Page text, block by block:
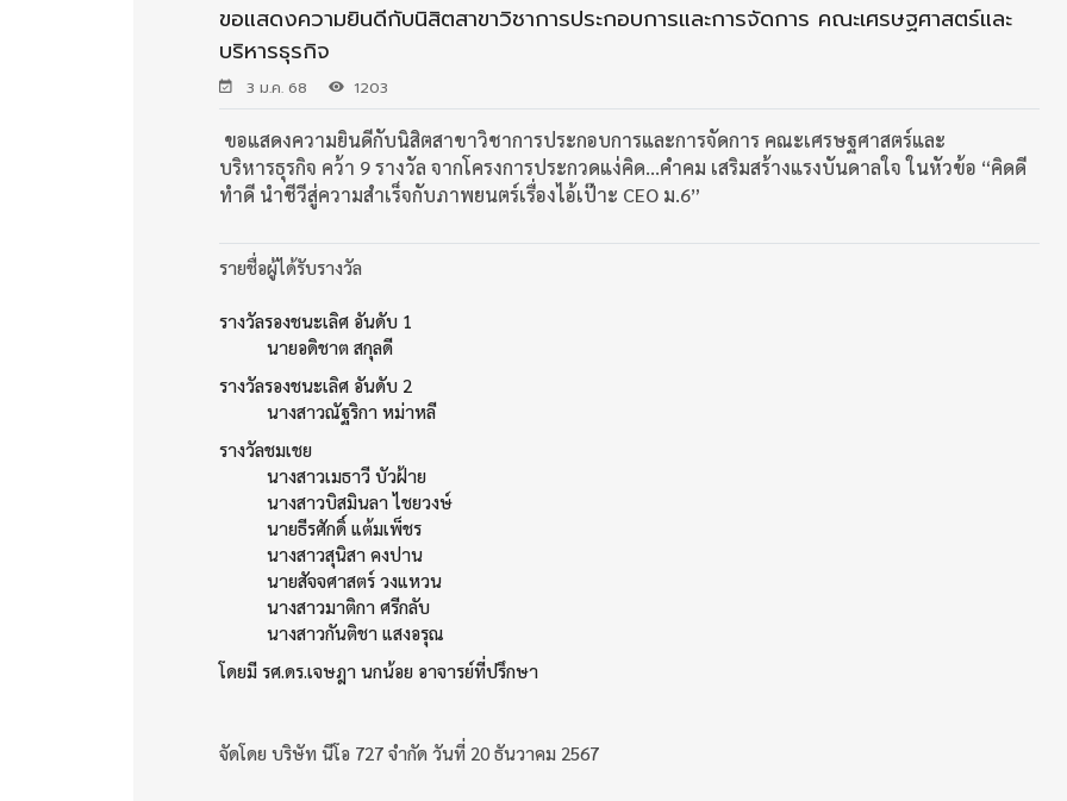
ขอแสดงความยินดีกับนิสิตสาขาวิชาการประกอบการและการจัดการ คณะเศรษฐศาสตร์และ
บริหารธุรกิจ
3 ม.ค. 68 1203
ขอแสดงความยินดีกับนิสิตสาขาวิชาการประกอบการและการจัดการ คณะเศรษฐศาสตร์และ
บริหารธุรกิจ คว้า 9 รางวัล จากโครงการประกวดแง่คิด…คำคม เสริมสร้างแรงบันดาลใจ ในหัวข้อ “คิดดี
ทำดี นำชีวีสู่ความสำเร็จกับภาพยนตร์เรื่องไอ้เป๊าะ CEO ม.6”
รายชื่อผู้ได้รับรางวัล
รางวัลรองชนะเลิศ อันดับ 1
นายอดิชาต สกุลดี
รางวัลรองชนะเลิศ อันดับ 2
นางสาวณัฐริกา หม่าหลี
รางวัลชมเชย
นางสาวเมธาวี บัวฝ้าย
นางสาวบิสมินลา ไชยวงษ์
นายธีรศักดิ์ แต้มเพ็ชร
นางสาวสุนิสา คงปาน
นายสัจจศาสตร์ วงแหวน
นางสาวมาติกา ศรีกลับ
นางสาวกันติชา แสงอรุณ
โดยมี รศ.ดร.เจษฎา นกน้อย อาจารย์ที่ปรึกษา
จัดโดย บริษัท นีโอ 727 จำกัด วันที่ 20 ธันวาคม 2567